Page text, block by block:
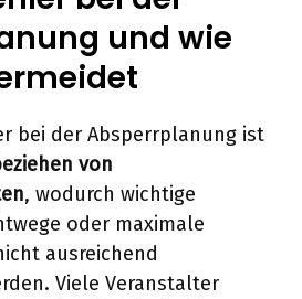
und wie
bei der Absperrplanung ist
von
, wodurch wichtige
oder maximale
ausreichend
Viele Veranstalter